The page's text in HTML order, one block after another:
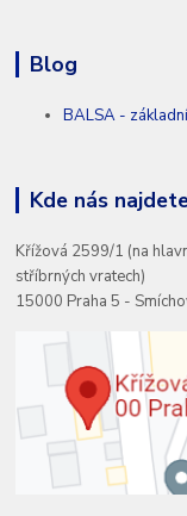
Blog
BALSA -
Kde nás
Křížová 2599/1 (na
stříbrných vratech)
15000 Praha 5 -